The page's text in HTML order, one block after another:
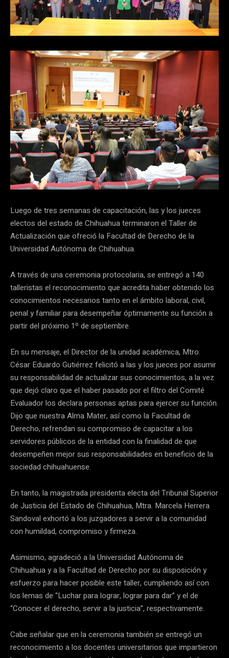
Luego de tres semanas de capacitación, las y los jueces
electos del estado de Chihuahua terminaron el Taller de
Actualización que ofreció la Facultad de Derecho de la
Universidad Autónoma de Chihuahua.
A través de una ceremonia protocolaria, se entregó a 140
talleristas el reconocimiento que acredita haber obtenido los
conocimientos necesarios tanto en el ámbito laboral, civil,
penal y familiar para desempeñar óptimamente su función a
partir del próximo 1º de septiembre.
En su mensaje, el Director de la unidad académica, Mtro.
César Eduardo Gutiérrez felicitó a las y los jueces por asumir
su responsabilidad de actualizar sus conocimientos, a la vez
que dejó claro que el haber pasado por el filtro del Comité
Evaluador los declara personas aptas para ejercer su función.
Dijo que nuestra Alma Mater, así como la Facultad de
Derecho, refrendan su compromiso de capacitar a los
servidores públicos de la entidad con la finalidad de que
desempeñen mejor sus responsabilidades en beneficio de la
sociedad chihuahuense.
En tanto, la magistrada presidenta electa del Tribunal Superior
de Justicia del Estado de Chihuahua, Mtra. Marcela Herrera
Sandoval exhortó a los juzgadores a servir a la comunidad
con humildad, compromiso y firmeza.
Asimismo, agradeció a la Universidad Autónoma de
Chihuahua y a la Facultad de Derecho por su disposición y
esfuerzo para hacer posible este taller, cumpliendo así con
los lemas de “Luchar para lograr, lograr para dar” y el de
“Conocer el derecho, servir a la justicia”, respectivamente.
Cabe señalar que en la ceremonia también se entregó un
reconocimiento a los docentes universitarios que impartieron